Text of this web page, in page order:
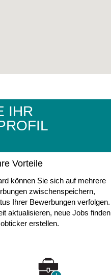
IHR
Vorteile
können Sie sich auf mehrere
zwischenspeichern,
Ihrer Bewerbungen verfolgen.
aktualisieren, neue Jobs finden
erstellen.